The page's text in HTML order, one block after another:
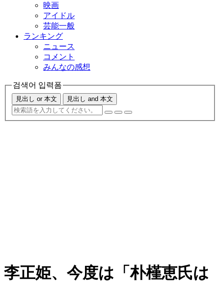
映画
アイドル
芸能一般
ランキング
ニュース
コメント
みんなの感想
검색어 입력폼
見出し or 本文 見出し and 本文
李正姫、今度は「朴槿恵氏は